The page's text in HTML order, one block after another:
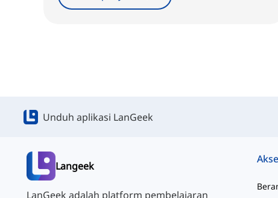
Unduh aplikasi LanGeek
Langeek
LanGeek adalah platform pembelajaran